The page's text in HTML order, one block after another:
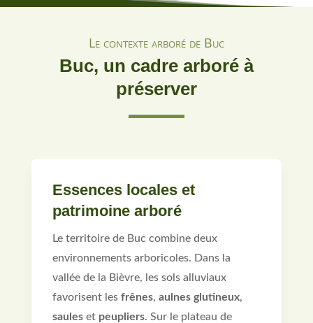
Le contexte arboré de Buc
Buc, un cadre arboré à
préserver
Essences locales et
patrimoine arboré
Le territoire de Buc combine deux
environnements arboricoles. Dans la
vallée de la Bièvre, les sols alluviaux
favorisent les frênes, aulnes glutineux,
sauleset peupliers. Sur le plateau de